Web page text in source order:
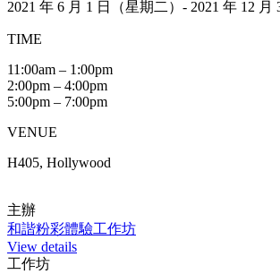
2021 年 6 月 1 日（星期二）- 2021 年 12 月
TIME
11:00am – 1:00pm
2:00pm – 4:00pm
5:00pm – 7:00pm
VENUE
H405, Hollywood
主辦
和諧粉彩體驗工作坊
View details
工作坊